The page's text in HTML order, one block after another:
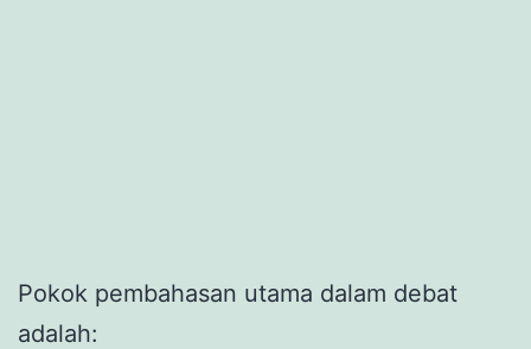
Pokok pembahasan utama dalam debat
adalah: